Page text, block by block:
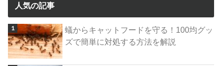
人気の記事
蟻からキャットフードを守る！100均グッ
ズで簡単に対処する方法を解説